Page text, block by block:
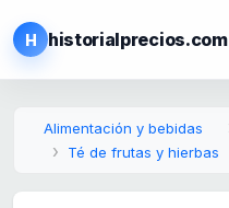
H historialprecios.com
Alimentación y bebidas
Té de frutas y hierbas